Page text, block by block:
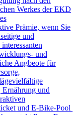
Werkes der EKD
Prämie, wenn Sie
und
und
Angbeote für
Ernährung und
und E-Bike-Pool